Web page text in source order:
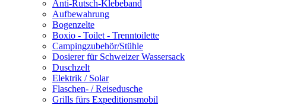
Anti-Rutsch-Klebeband
Aufbewahrung
Bogenzelte
Boxio - Toilet - Trenntoilette
Campingzubehör/Stühle
Dosierer für Schweizer Wassersack
Duschzelt
Elektrik / Solar
Flaschen- / Reisedusche
Grills fürs Expeditionsmobil